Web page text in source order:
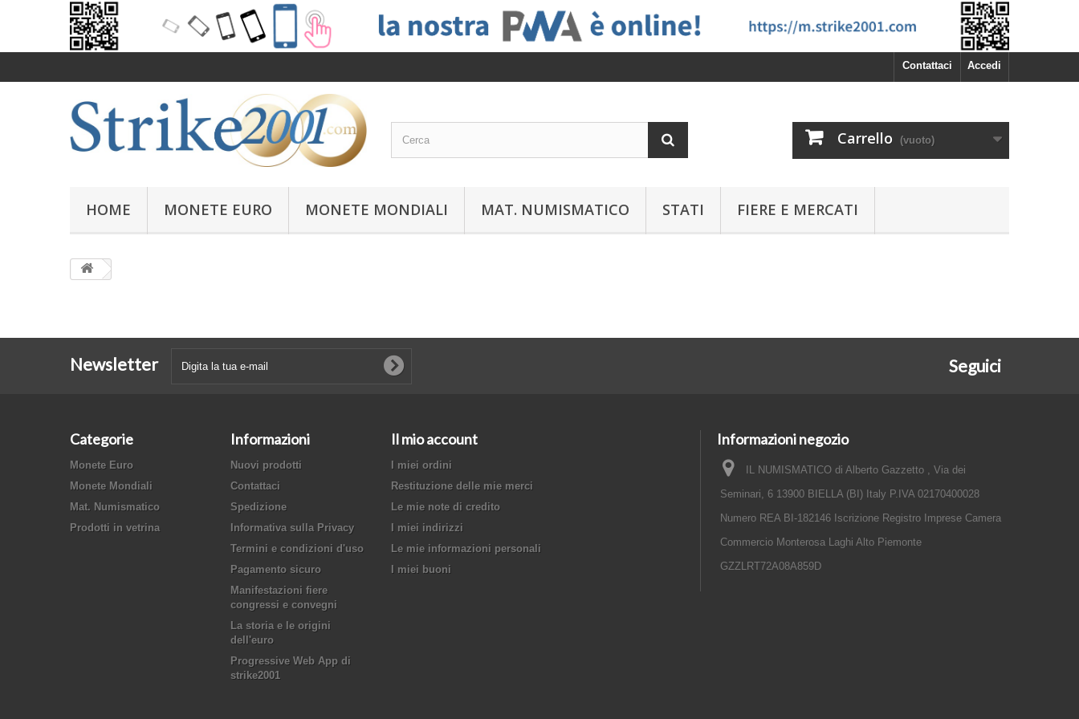
Accedi
Contattaci
Carrello (vuoto)
HOME MONETE EURO MONETE MONDIALI MAT. NUMISMATICO STATI FIERE E MERCATI
Newsletter Seguici
Categorie
Monete Euro
Monete Mondiali
Mat. Numismatico
Prodotti in vetrina
Informazioni
Nuovi prodotti
Contattaci
Spedizione
Informativa sulla Privacy
Termini e condizioni d'uso
Pagamento sicuro
Manifestazioni fiere
congressi e convegni
La storia e le origini
dell'euro
Progressive Web App di
strike2001
Il mio account
I miei ordini
Restituzione delle mie merci
Le mie note di credito
I miei indirizzi
Le mie informazioni personali
I miei buoni
Informazioni negozio
IL NUMISMATICO di Alberto Gazzetto , Via dei
Seminari, 6 13900 BIELLA (BI) Italy P.IVA 02170400028
Numero REA BI-182146 Iscrizione Registro Imprese Camera
Commercio Monterosa Laghi Alto Piemonte
GZZLRT72A08A859D